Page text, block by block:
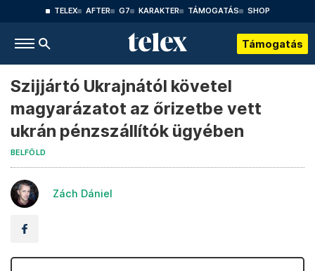
TELEX AFTER G7 KARAKTER TÁMOGATÁS SHOP
Támogatás
Szijjártó Ukrajnától követel
magyarázatot az őrizetbe vett
ukrán pénzszállítók ügyében
BELFÖLD
Zách Dániel